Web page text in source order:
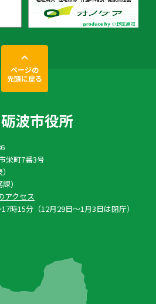
ページの
先頭に戻る
栄町7番3号
）
アクセス
時15分（12月29日〜1月3日は閉庁）